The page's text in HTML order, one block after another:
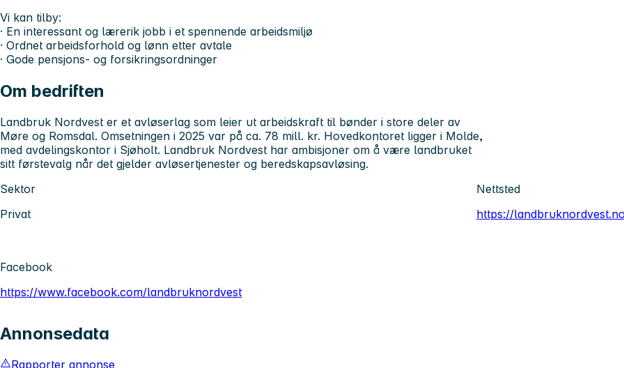
Vi kan tilby:
· En interessant og lærerik jobb i et spennende arbeidsmiljø
· Ordnet arbeidsforhold og lønn etter avtale
· Gode pensjons- og forsikringsordninger
Om bedriften
Landbruk Nordvest er et avløserlag som leier ut arbeidskraft til bønder i store deler av
Møre og Romsdal. Omsetningen i 2025 var på ca. 78 mill. kr. Hovedkontoret ligger i Molde,
med avdelingskontor i Sjøholt. Landbruk Nordvest har ambisjoner om å være landbruket
sitt førstevalg når det gjelder avløsertjenester og beredskapsavløsing.
Sektor
Privat
Nettsted
https://
Facebook
https://www.facebook.com/landbruknordvest
Annonsedata
Rapporter annonse